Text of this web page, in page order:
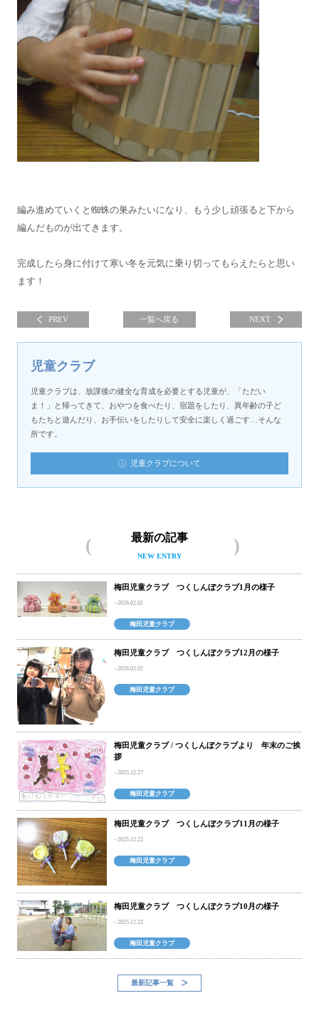
編み進めていくと蜘蛛の巣みたいになり、もう少し頑張ると下から
編んだものが出てきます。
完成したら身に付けて寒い冬を元気に乗り切ってもらえたらと思い
ます！
PREV 一覧へ戻る NEXT
児童クラブ
児童クラブは、放課後の健全な育成を必要とする児童が、「ただい
ま！」と帰ってきて、おやつを食べたり、宿題をしたり、異年齢の子ど
もたちと遊んだり、お手伝いをしたりして安全に楽しく過ごす…そんな
所です。
児童クラブについて
最新の記事
NEW ENTRY
梅田児童クラブ つくしんぼクラブ1月の様子
2026.02.02
梅田児童クラブ
梅田児童クラブ つくしんぼクラブ12月の様子
2026.02.02
梅田児童クラブ
梅田児童クラブ / つくしんぼクラブより 年末のご挨
拶
2025.12.27
梅田児童クラブ
梅田児童クラブ つくしんぼクラブ11月の様子
2025.12.22
梅田児童クラブ
梅田児童クラブ つくしんぼクラブ10月の様子
2025.12.22
梅田児童クラブ
最新記事一覧